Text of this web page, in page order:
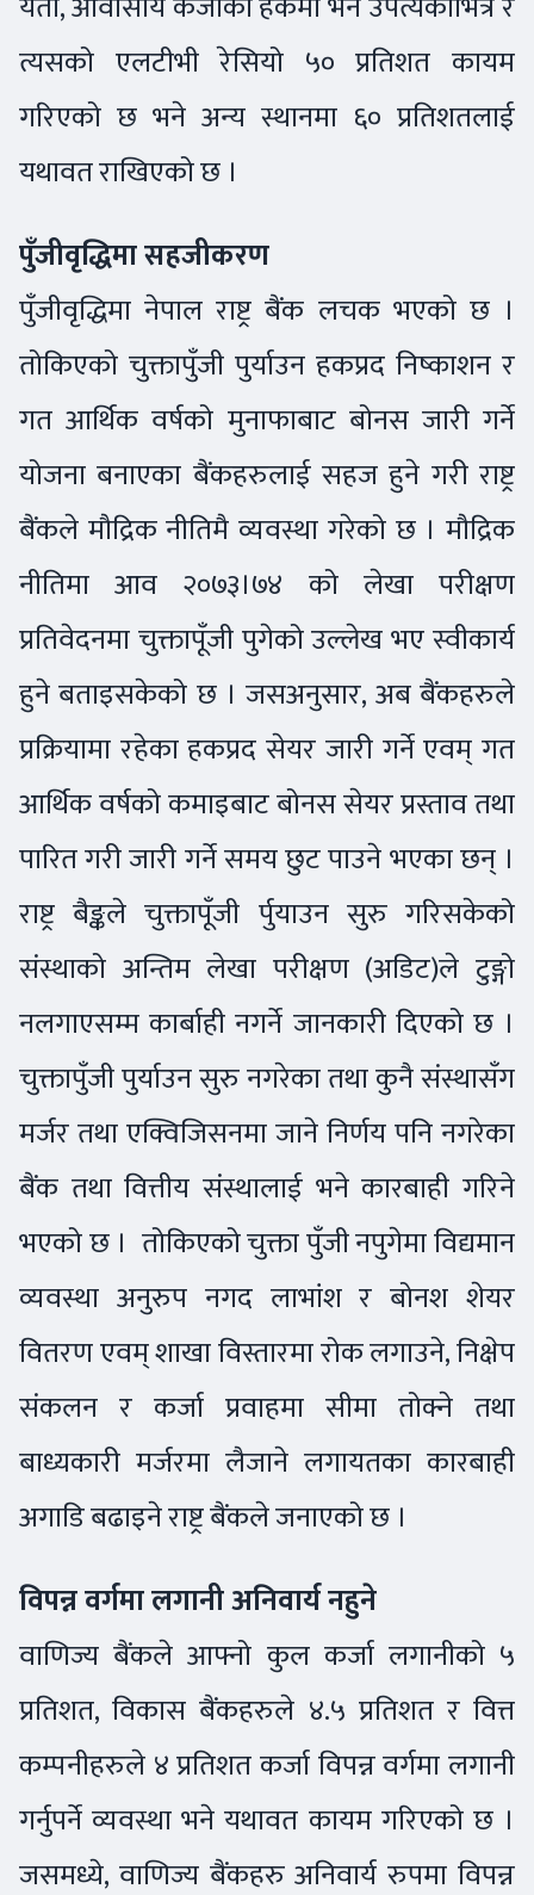
त्यसको एलटीभी रेसियो ५० प्रतिशत कायम
गरिएको छ भने अन्य स्थानमा ६० प्रतिशतलाई
यथावत राखिएको छ ।
पुँजीवृद्धिमा सहजीकरण
पुँजीवृद्धिमा नेपाल राष्ट्र बैंक लचक भएको छ ।
तोकिएको चुक्तापुँजी पुर्याउन हकप्रद निष्काशन र
गत आर्थिक वर्षको मुनाफाबाट बोनस जारी गर्ने
योजना बनाएका बैंकहरुलाई सहज हुने गरी राष्ट्र
बैंकले मौद्रिक नीतिमै व्यवस्था गरेको छ । मौद्रिक
नीतिमा आव २०७३।७४ को लेखा परीक्षण
प्रतिवेदनमा चुक्तापूँजी पुगेको उल्लेख भए स्वीकार्य
हुने बताइसकेको छ । जसअनुसार, अब बैंकहरुले
प्रक्रियामा रहेका हकप्रद सेयर जारी गर्ने एवम् गत
आर्थिक वर्षको कमाइबाट बोनस सेयर प्रस्ताव तथा
पारित गरी जारी गर्ने समय छुट पाउने भएका छन् ।
राष्ट्र बैङ्कले चुक्तापूँजी र्पुयाउन सुरु गरिसकेको
संस्थाको अन्तिम लेखा परीक्षण (अडिट)ले टुङ्गो
नलगाएसम्म कार्बाही नगर्ने जानकारी दिएको छ ।
चुक्तापुँजी पुर्याउन सुरु नगरेका तथा कुनै संस्थासँग
मर्जर तथा एक्विजिसनमा जाने निर्णय पनि नगरेका
बैंक तथा वित्तीय संस्थालाई भने कारबाही गरिने
भएको छ । तोकिएको चुक्ता पुँजी नपुगेमा विद्यमान
व्यवस्था अनुरुप नगद लाभांश र बोनश शेयर
वितरण एवम् शाखा विस्तारमा रोक लगाउने, निक्षेप
संकलन र कर्जा प्रवाहमा सीमा तोक्ने तथा
बाध्यकारी मर्जरमा लैजाने लगायतका कारबाही
अगाडि बढाइने राष्ट्र बैंकले जनाएको छ ।
विपन्न वर्गमा लगानी अनिवार्य नहुने
वाणिज्य बैंकले आफ्नो कुल कर्जा लगानीको ५
प्रतिशत, विकास बैंकहरुले ४.५ प्रतिशत र वित्त
कम्पनीहरुले ४ प्रतिशत कर्जा विपन्न वर्गमा लगानी
गर्नुपर्ने व्यवस्था भने यथावत कायम गरिएको छ ।
जसमध्ये, वाणिज्य बैंकहरु अनिवार्य रुपमा विपन्न